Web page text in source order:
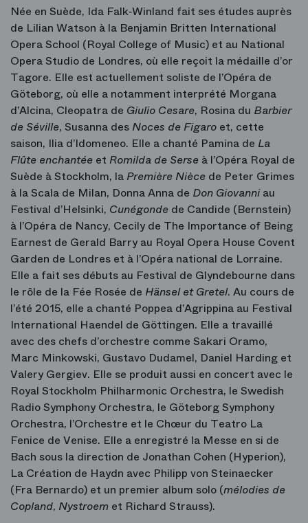
Née en Suède, Ida Falk‑Winland fait ses études auprès
de Lilian Watson à la Benjamin Britten International
Opera School (Royal College of Music) et au National
Opera Studio de Londres, où elle reçoit la médaille d’or
Tagore. Elle est actuellement soliste de l’Opéra de
Göteborg, où elle a notamment interprété Morgana
d’Alcina, Cleopatra de Giulio Cesare, Rosina du Barbier
de Séville, Susanna des Noces de Figaro et, cette
saison, Ilia d’Idomeneo. Elle a chanté Pamina de La
Flûte enchantée et Romilda de Serse à l’Opéra Royal de
Suède à Stockholm, la Première Nièce de Peter Grimes
à la Scala de Milan, Donna Anna de Don Giovanniau
Festival d’Helsinki, Cunégonde de Candide (Bernstein)
à l’Opéra de Nancy, Cecily de The Importance of Being
Earnest de Gerald Barry au Royal Opera House Covent
Garden de Londres et à l’Opéra national de Lorraine.
Elle a fait ses débuts au Festival de Glyndebourne dans
le rôle de la Fée Rosée de Hänsel et Gretel. Au cours de
l’été 2015, elle a chanté Poppea d’Agrippina au Festival
International Haendel de Göttingen. Elle a travaillé
avec des chefs d’orchestre comme Sakari Oramo,
Marc Minkowski, Gustavo Dudamel, Daniel Harding et
Valery Gergiev. Elle se produit aussi en concert avec le
Royal Stockholm Philharmonic Orchestra, le Swedish
Radio Symphony Orchestra, le Göteborg Symphony
Orchestra, l’Orchestre et le Chœur du Teatro La
Fenice de Venise. Elle a enregistré la Messe en si de
Bach sous la direction de Jonathan Cohen (Hyperion),
La Création de Haydn avec Philipp von Steinaecker
(Fra Bernardo) et un premier album solo (mélodies de
Copland, Nystroem et Richard Strauss).